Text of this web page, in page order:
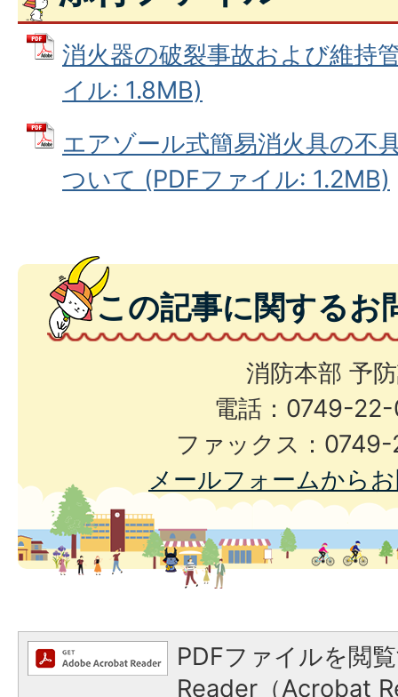
消火器の破裂事故および維持
イル: 1.8MB)
エアゾール式簡易消火具の不
ついて (PDFファイル: 1.2MB)
この記事に関するお
消防本部 予
電話：0749-
ファックス：
メールフォームから
PDFファイルを閲
Reader（Acrobat